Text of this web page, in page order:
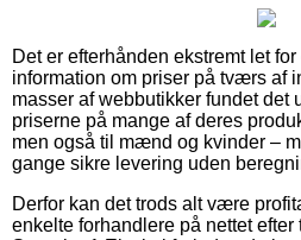
Det er efterhånden ekstremt let
information om priser på tværs af
masser af webbutikker fundet det
priserne på mange af deres
men også til mænd og kvinder –
gange sikre levering uden
Derfor kan det trods alt være
enkelte forhandlere på nettet